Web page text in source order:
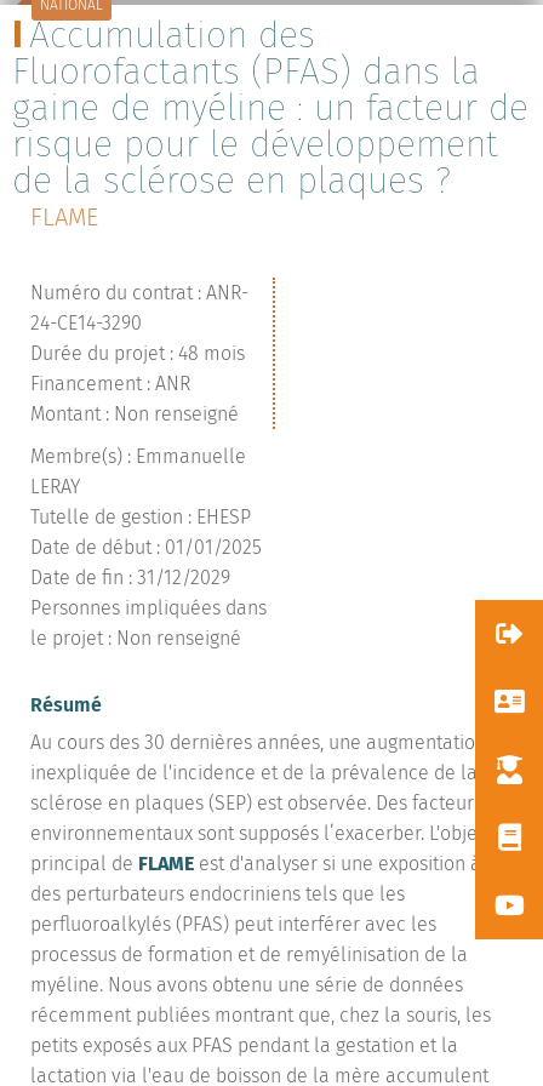
NATIONAL
Accumulation des
Fluorofactants (PFAS) dans la
gaine de myéline : un facteur de
risque pour le développement
de la sclérose en plaques ?
FLAME
Numéro du contrat : ANR-
24-CE14-3290
Durée du projet : 48 mois
Financement : ANR
Montant : Non renseigné
Membre(s) : Emmanuelle
LERAY
Tutelle de gestion : EHESP
Date de début : 01/01/2025
Date de fin : 31/12/2029
Personnes impliquées dans
le projet : Non renseigné
Résumé
Au cours des 30 dernières années, une augmentation
inexpliquée de l'incidence et de la prévalence de la
sclérose en plaques (SEP) est observée. Des facteurs
environnementaux sont supposés l’exacerber. L'objectif
principal de FLAME est d'analyser si une exposition à
des perturbateurs endocriniens tels que les
perfluoroalkylés (PFAS) peut interférer avec les
processus de formation et de remyélinisation de la
myéline. Nous avons obtenu une série de données
récemment publiées montrant que, chez la souris, les
petits exposés aux PFAS pendant la gestation et la
lactation via l'eau de boisson de la mère accumulent